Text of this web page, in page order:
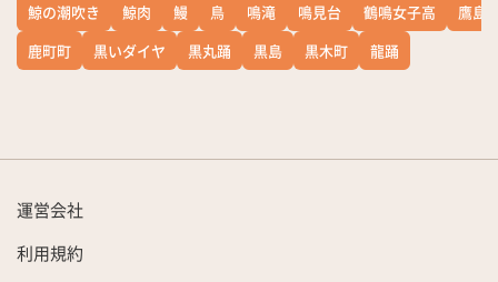
鯨の潮吹き
鯨肉 鰻 鳥 鳴滝 鳴見台 鶴鳴女子高
鷹島
鹿町町
黒いダイヤ 黒丸踊 黒島 黒木町 龍踊
運営会社
利用規約